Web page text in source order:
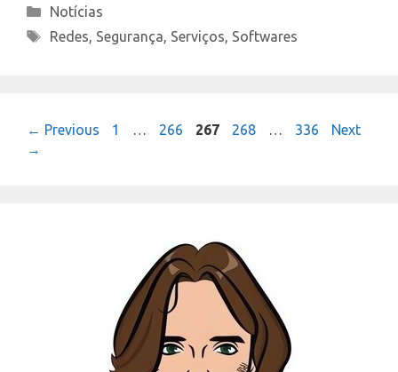
Categories
Notícias
Tags
Redes, Segurança, Serviços, Softwares
← Previous Page
1 … Page
266 Page
267 Page
268 … Page
336
Next
→